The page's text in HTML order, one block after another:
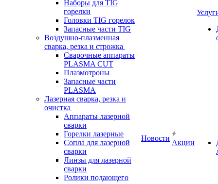
Наборы для TIG
горелки
Головки TIG горелок
Запасные части TIG
Воздушно-плазменная
сварка, резка и строжка
Сварочные аппараты
PLASMA CUT
Плазмотроны
Запасные части
PLASMA
Лазерная сварка, резка и
очистка
Аппараты лазерной
сварки
Горелки лазерные
Сопла для лазерной
сварки
Линзы для лазерной
сварки
Ролики подающего
Новости
Акции